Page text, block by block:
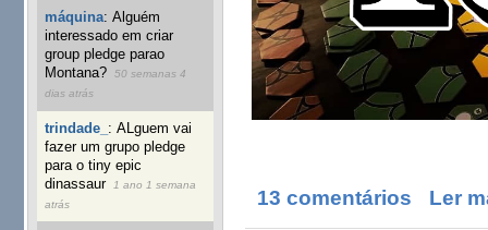
máquina:Alguém
interessado em criar
group pledge parao
Montana?
50 semanas 4
dias atrás
trindade_ :ALguem vai
fazer um grupo pledge
para o tiny epic
dinassaur
1 ano 1 semana
atrás
13 comentários Ler